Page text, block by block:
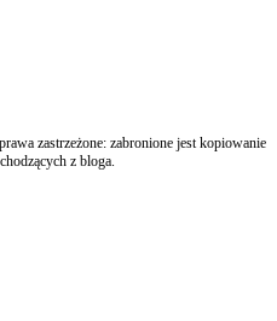
zastrzeżone: zabronione jest kopiowanie
z bloga.